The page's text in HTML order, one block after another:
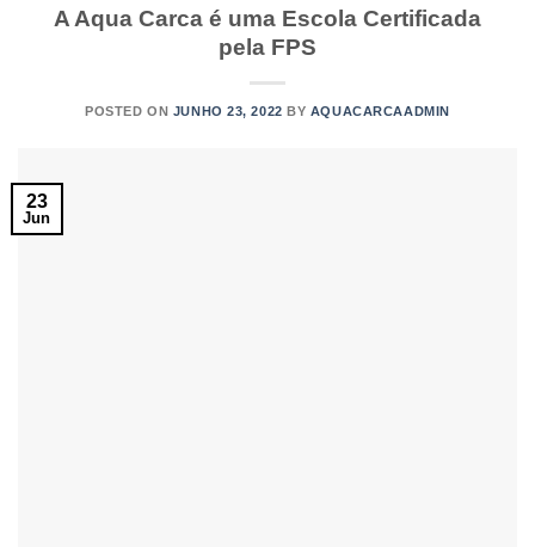
A Aqua Carca é uma Escola Certificada
pela FPS
POSTED ON JUNHO 23, 2022 BY AQUACARCAADMIN
23
Jun